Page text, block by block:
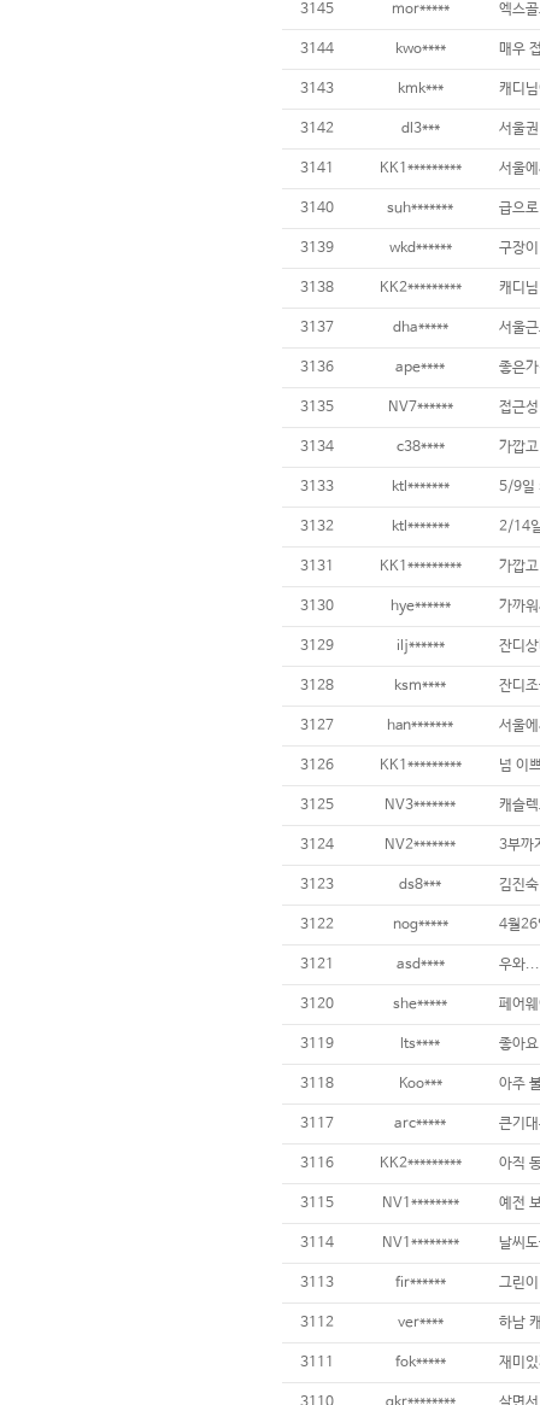
3145 mor*****
3144 kwo****
3143 kmk***
3142 dl3***
3141 KK1*********
3140 suh*******
3139 wkd****** 구장
3138 KK2*********
3137 dha*****
3136 ape**** 좋은
3135 NV7******
3134 c38****
3133 ktl******* 5/9일
3132 ktl******* 2/14
3131 KK1*********
3130 hye******
3129 ilj******
3128 ksm****
3127 han*******
3126 KK1********* 넘 이
3125 NV3*******
3124 NV2*******
3123 ds8***
3122 nog***** 4월26
3121 asd****
3120 she*****
3119 lts****
3118 Koo*** 아주
3117 arc*****
3116 KK2*********
3115 NV1********
3114 NV1********
3113 fir******
3112 ver**** 하남
3111 fok***** 재미